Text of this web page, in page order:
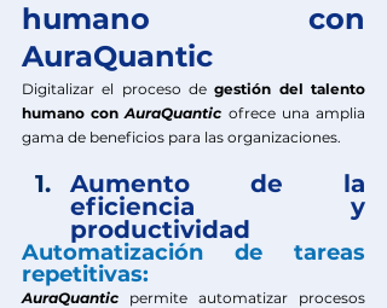
humano con
AuraQuantic
Digitalizar el proceso de gestión del talento
humano con AuraQuantic ofrece una amplia
gama de beneficios para las organizaciones.
Aumento de la
eficiencia y
productividad
Automatización de tareas
repetitivas:
AuraQuantic
permite automatizar procesos